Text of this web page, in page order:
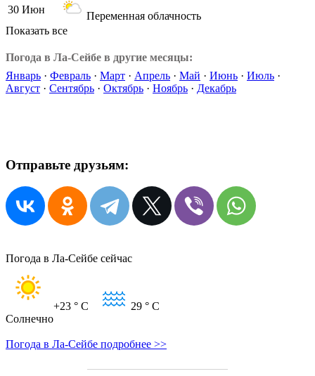
30 Июн
Переменная облачность
Показать все
Погода в Ла-Сейбе в другие месяцы:
Январь · Февраль · Март · Апрель · Май · Июнь · Июль ·
Август · Сентябрь · Октябрь · Ноябрь · Декабрь
Отправьте друзьям:
Погода в Ла-Сейбе сейчас
+23 ° C 29 ° C
Солнечно
Погода в Ла-Сейбе подробнее >>